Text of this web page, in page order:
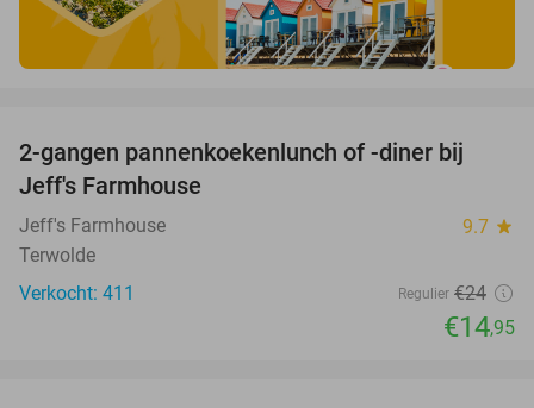
38%
2-gangen pannenkoekenlunch of -diner bij
Jeff's Farmhouse
Jeff's Farmhouse 9.7 star
Terwolde
Verkocht: 411
Regulier €24
€14,95